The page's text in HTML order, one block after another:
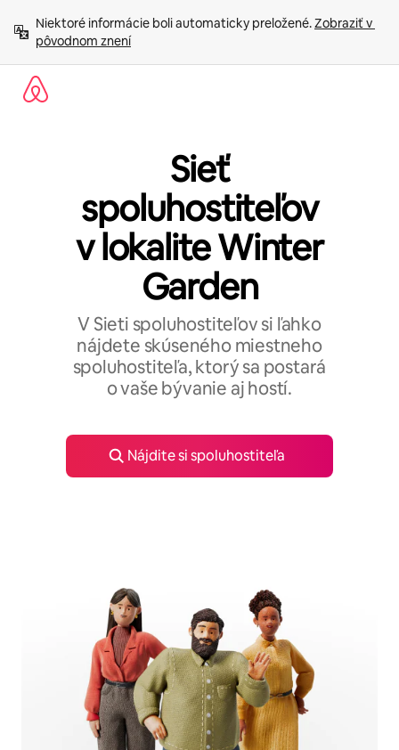
obsah.
Niektoré informácie boli automaticky preložené. Zobraziť v
pôvodnom znení
Sieť
spoluhostiteľov
v lokalite Winter
Garden
V Sieti spoluhostiteľov si ľahko
nájdete skúseného miestneho
spoluhostiteľa, ktorý sa postará
o vaše bývanie aj hostí.
Nájdite si spoluhostiteľa